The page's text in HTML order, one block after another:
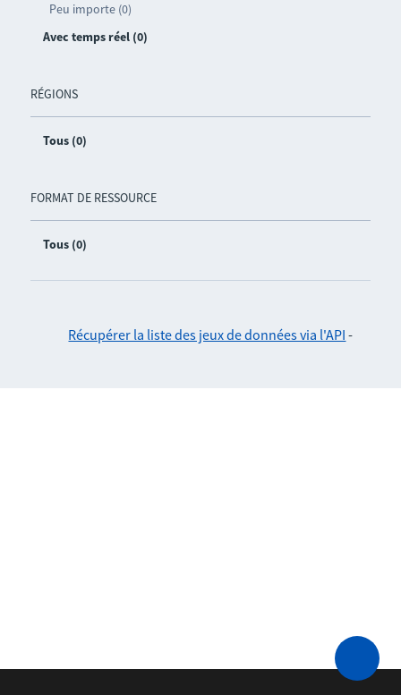
Peu importe (0)
Avec temps réel (0)
RÉGIONS
Tous (0)
FORMAT DE RESSOURCE
Tous (0)
Récupérer la liste des jeux de données via l'API -